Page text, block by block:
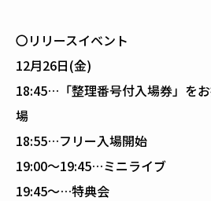
〇リリースイベント
12月26日(金)
18:45…「整理番号付入場券」を
場
18:55…フリー入場開始
19:00～19:45…ミニライブ
19:45～…特典会